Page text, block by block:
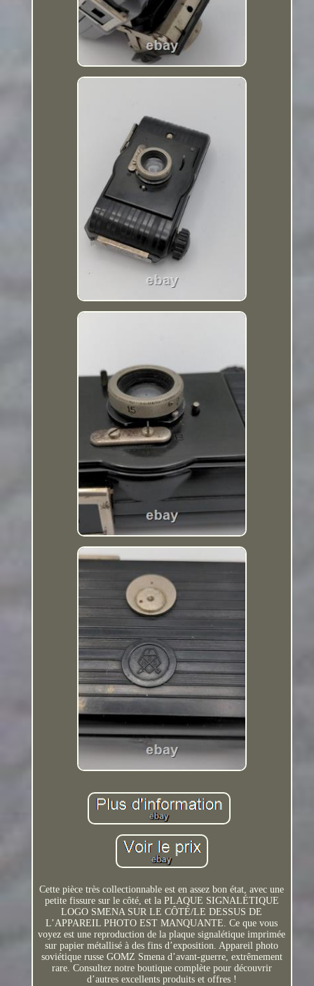
Cette pièce très collectionnable est en assez bon état, avec une
petite fissure sur le côté, et la PLAQUE SIGNALÉTIQUE
LOGO SMENA SUR LE CÔTÉ/LE DESSUS DE
L’APPAREIL PHOTO EST MANQUANTE. Ce que vous
voyez est une reproduction de la plaque signalétique imprimée
sur papier métallisé à des fins d’exposition. Appareil photo
soviétique russe GOMZ Smena d’avant-guerre, extrêmement
rare. Consultez notre boutique complète pour découvrir
d’autres excellents produits et offres !